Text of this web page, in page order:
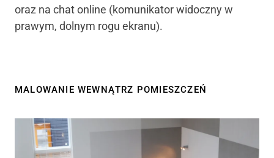
oraz na chat online (komunikator widoczny w
prawym, dolnym rogu ekranu).
MALOWANIE WEWNĄTRZ POMIESZCZEŃ